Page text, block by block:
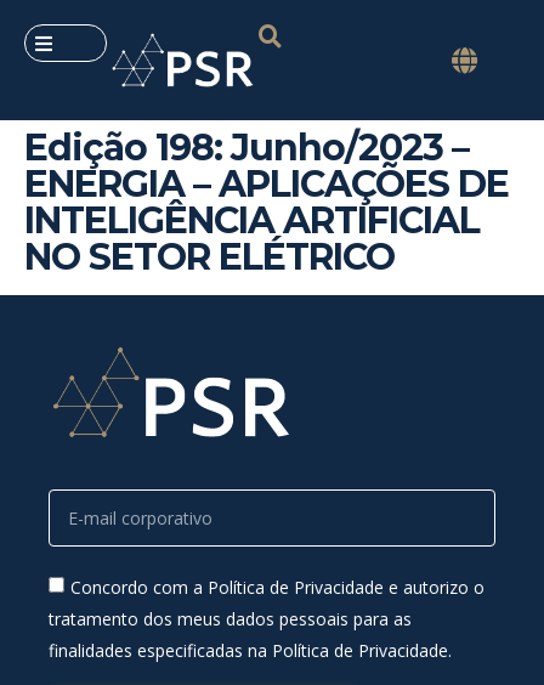
Edição 198: Junho/2023 –
ENERGIA – APLICAÇÕES DE
INTELIGÊNCIA ARTIFICIAL
NO SETOR ELÉTRICO
Concordo com a Política de Privacidade e autorizo o
tratamento dos meus dados pessoais para as
finalidades especificadas na Política de Privacidade.